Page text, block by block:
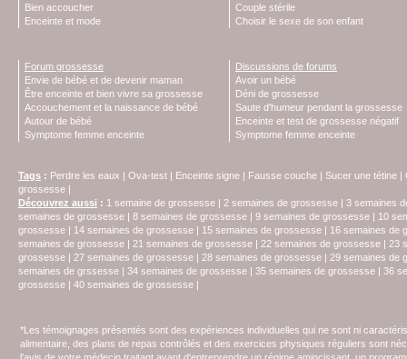
Bien accoucher
Enceinte et mode
Couple stérile
Choisir le sexe de son enfant
Forum grossesse
Envie de bébé et de devenir maman
Être enceinte et bien vivre sa grossesse
Accouchement et la naissance de bébé
Autour de bébé
Symptome femme enceinte
Discussions de forums
Avoir un bébé
Déni de grossesse
Saute d'humeur pendant la grossesse
Enceinte et test de grossesse négatif
Symptome femme enceinte
Tags : Perdre les eaux | Ova-test | Enceinte signe | Fausse couche | Sucer une tétine |
grossesse |
Découvrez aussi : 1 semaine de grossesse | 2 semaines de grossesse | 3 semaines
semaines de grossesse | 8 semaines de grossesse | 9 semaines de grossesse | 10
grossesse | 14 semaines de grossesse | 15 semaines de grossesse | 16 semaines de
semaines de grossesse | 21 semaines de grossesse | 22 semaines de grossesse | 23
grossesse | 27 semaines de grossesse | 28 semaines de grossesse | 29 semaines de
semaines de grssesse | 34 semaines de grossesse | 35 semaines de grossesse | 36
grossesse | 40 semaines de grossesse |
*Les témoignages présentés sont des expériences individuelles qui ne sont ni
alimentaire, des plans de repas contrôlés et des exercices physiques réguliers sont